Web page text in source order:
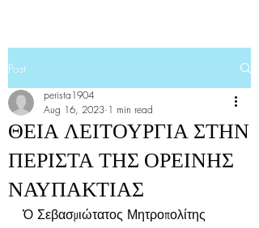
Post
ΘΕΙΑ ΛΕΙΤΟΥΡΓΙΑ ΣΤΗΝ
ΠΕΡΙΣΤΑ ΤΗΣ ΟΡΕΙΝΗΣ
ΝΑΥΠΑΚΤΙΑΣ
perista1904
Aug 16, 2023 1 min read
Ὁ Σεβασμιώτατος Μητροπολίτης